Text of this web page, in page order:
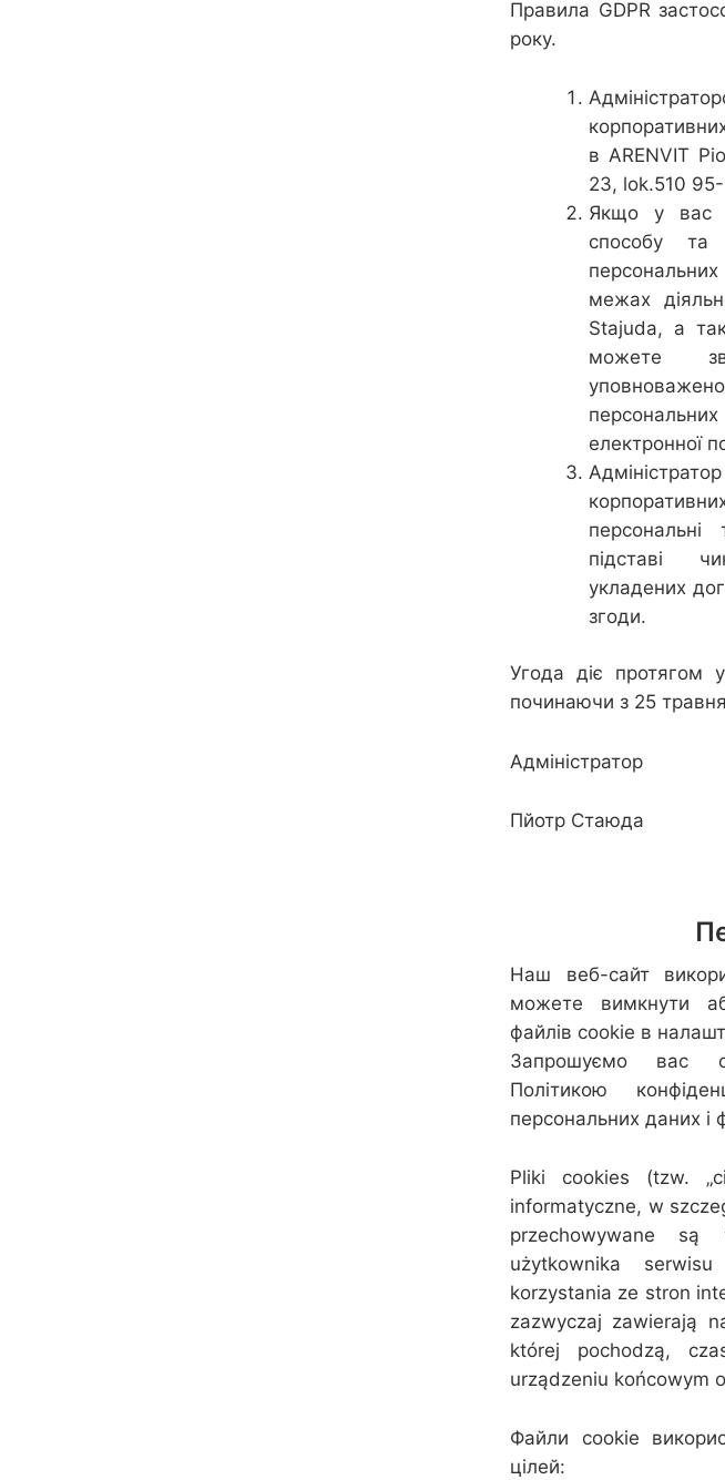
Правила GDPR
року.
в ARENVIT
23, lok.510
Якщо у вас
способу та
межах
Stajuda, а
можете
електронної
підставі
укладених
згоди.
Угода діє протягом
починаючи з 25
Адміністратор
Пйотр Стаюда
Наш веб-сайт
можете вимкнути
файлів cookie в
Запрошуємо вас
Політикою
персональних даних і
Pliki cookies (tzw.
informatyczne, w
przechowywane są
użytkownika
korzystania ze stron
zazwyczaj zawierają
której pochodzą,
urządzeniu końcowym
Файли cookie
цілей: